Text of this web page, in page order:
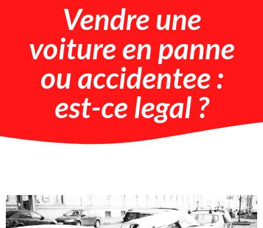
Vendre une
voiture en panne
ou accidentee :
est-ce legal ?